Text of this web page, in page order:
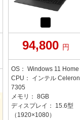
94,800 円
OS： Windows 11 Home
CPU： インテル Celeron
7305
メモリ： 8GB
ディスプレイ： 15.6型
（1920×1080）